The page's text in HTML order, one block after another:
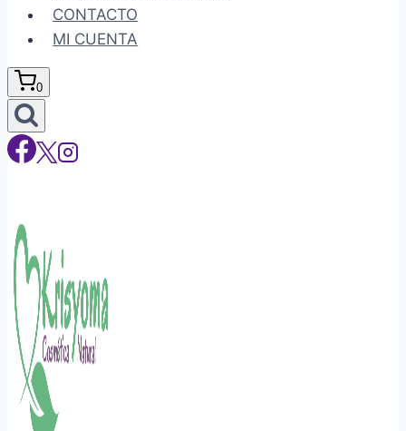
CONTACTO
MI CUENTA
0